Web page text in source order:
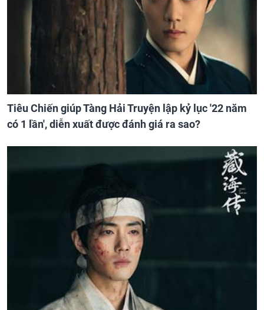
Tiêu Chiến giúp Tàng Hải Truyện lập kỷ lục '22 năm
có 1 lần', diễn xuất được đánh giá ra sao?